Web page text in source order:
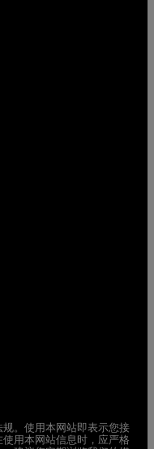
。使用本网站即表示您接
用本网站信息时，应严格